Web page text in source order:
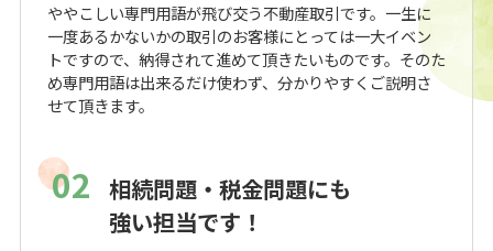
ややこしい専門用語が飛び交う不動産取引です。一生に
一度あるかないかの取引のお客様にとっては一大イベン
トですので、納得されて進めて頂きたいものです。そのた
め専門用語は出来るだけ使わず、分かりやすくご説明さ
せて頂きます。
02 相続問題・税金問題にも
強い担当です！